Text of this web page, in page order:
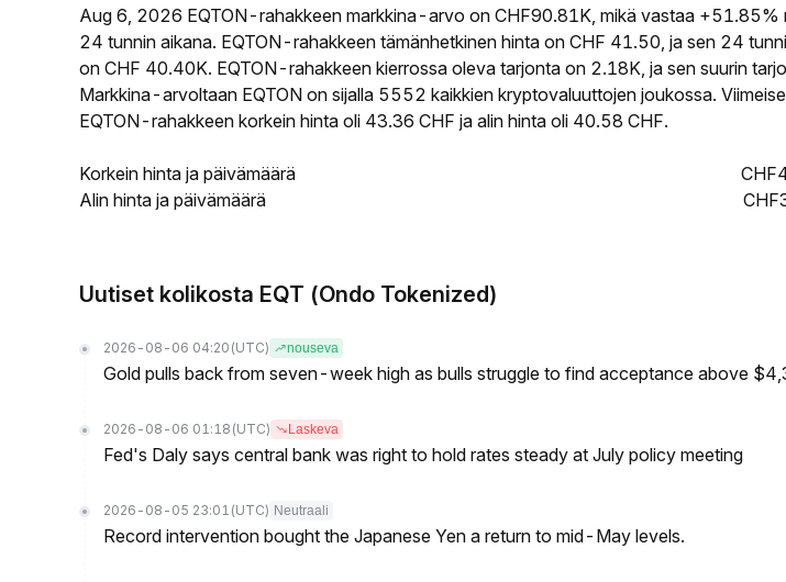
Aug 6, 2026 EQTON-rahakkeen markkina-arvo on CHF90.81K, mikä vastaa +51.85%
24 tunnin aikana. EQTON-rahakkeen tämänhetkinen hinta on CHF 41.50, ja sen 24
on CHF 40.40K. EQTON-rahakkeen kierrossa oleva tarjonta on 2.18K, ja sen suurin
Markkina-arvoltaan EQTON on sijalla 5552 kaikkien kryptovaluuttojen joukossa.
EQTON-rahakkeen korkein hinta oli 43.36 CHF ja alin hinta oli 40.58 CHF.
Korkein hinta ja päivämäärä
Alin hinta ja päivämäärä
Uutiset kolikosta EQT (Ondo Tokenized)
2026-08-06 04:20 (UTC) nouseva
Gold pulls back from seven-week high as bulls struggle to find acceptance above
2026-08-06 01:18 (UTC) Laskeva
Fed's Daly says central bank was right to hold rates steady at July policy meeting
2026-08-05 23:01 (UTC) Neutraali
Record intervention bought the Japanese Yen a return to mid-May levels.